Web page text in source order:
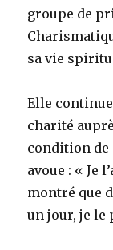
groupe de
sa vie
Elle
charité
condition de
avoue : « Je
montré que
un jour, je le